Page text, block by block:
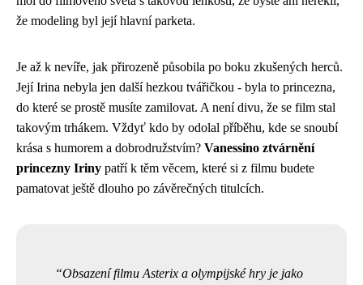
že modeling byl její hlavní parketa.
Je až k nevíře, jak přirozeně působila po boku zkušených herců.
Její Irina nebyla jen další hezkou tvářičkou - byla to princezna,
do které se prostě musíte zamilovat. A není divu, že se film stal
takovým trhákem. Vždyť kdo by odolal příběhu, kde se snoubí
krása s humorem a dobrodružstvím? Vanessino ztvárnění
princezny Iriny patří k těm věcem, které si z filmu budete
pamatovat ještě dlouho po závěrečných titulcích.
Obsazení filmu Asterix a olympijské hry je jako